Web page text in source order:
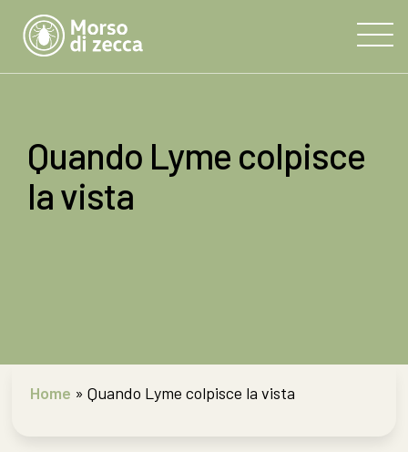
Quando Lyme colpisce
la vista
Home »Quando Lyme colpisce la vista